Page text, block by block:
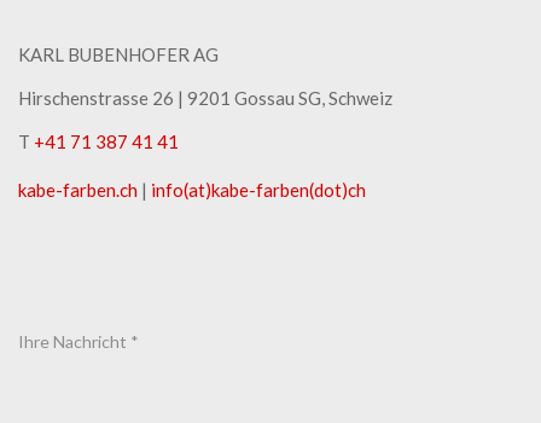
KARL BUBENHOFER AG
Hirschenstrasse 26 | ​9201 Gossau SG, Schweiz
T +41 71 387 41 41
kabe-​farben.ch | info(at)kabe-​farben(dot)ch